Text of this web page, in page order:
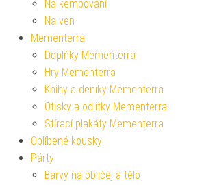
Na kempování
Na ven
Mementerra
Doplňky Mementerra
Hry Mementerra
Knihy a deníky Mementerra
Otisky a odlitky Mementerra
Stírací plakáty Mementerra
Oblíbené kousky
Párty
Barvy na obličej a tělo